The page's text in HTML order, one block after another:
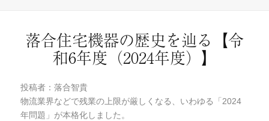
ー
落合住宅機器の歴史を辿る【令
和6年度（2024年度）】
投稿者：落合智貴
物流業界などで残業の上限が厳しくなる、いわゆる「2024
年問題」が本格化しました。